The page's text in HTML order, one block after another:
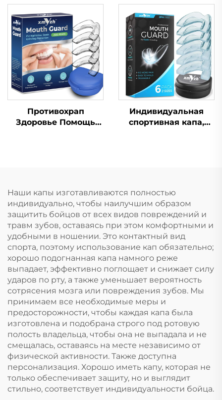
защита от скрежета
зубами и
стискивания
челюстей, капа для
сна, отбеливания
зубов
капа для
отбеливания зубов,
профессиональный
набор для
отбеливания зубов с
капой от скрежета
зубами
Противохрап
Здоровье Помощь
остановки дыхания
ртом во сне Лента
для рта
Индивидуальная
спортивная капа,
Наши капы изготавливаются полностью
индивидуально, чтобы наилучшим образом
защитить бойцов от всех видов повреждений и
травм зубов, оставаясь при этом комфортными и
удобными в ношении. Это контактный вид
спорта, поэтому использование кап обязательно;
хорошо подогнанная капа намного реже
выпадает, эффективно поглощает и снижает силу
ударов по рту, а также уменьшает вероятность
сотрясения мозга или повреждения зубов. Мы
принимаем все необходимые меры и
предосторожности, чтобы каждая капа была
изготовлена и подобрана строго под ротовую
полость владельца, чтобы она не выпадала и не
смещалась, оставаясь на месте независимо от
физической активности. Также доступна
персонализация. Хорошо иметь капу, которая не
только обеспечивает защиту, но и выглядит
стильно, соответствует индивидуальности бойца.